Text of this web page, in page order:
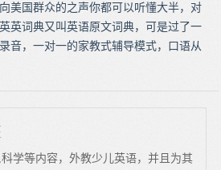
美国群众的之声你都可以听懂大半，对
英词典又叫英语原文词典，可是过了一
音，一对一的家教式辅导模式，口语从
学等内容，外教少儿英语，并且为其